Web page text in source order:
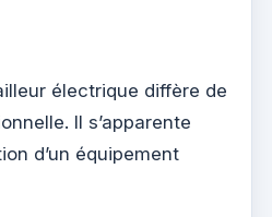
électrique diffère de
Il s’apparente
d’un équipement